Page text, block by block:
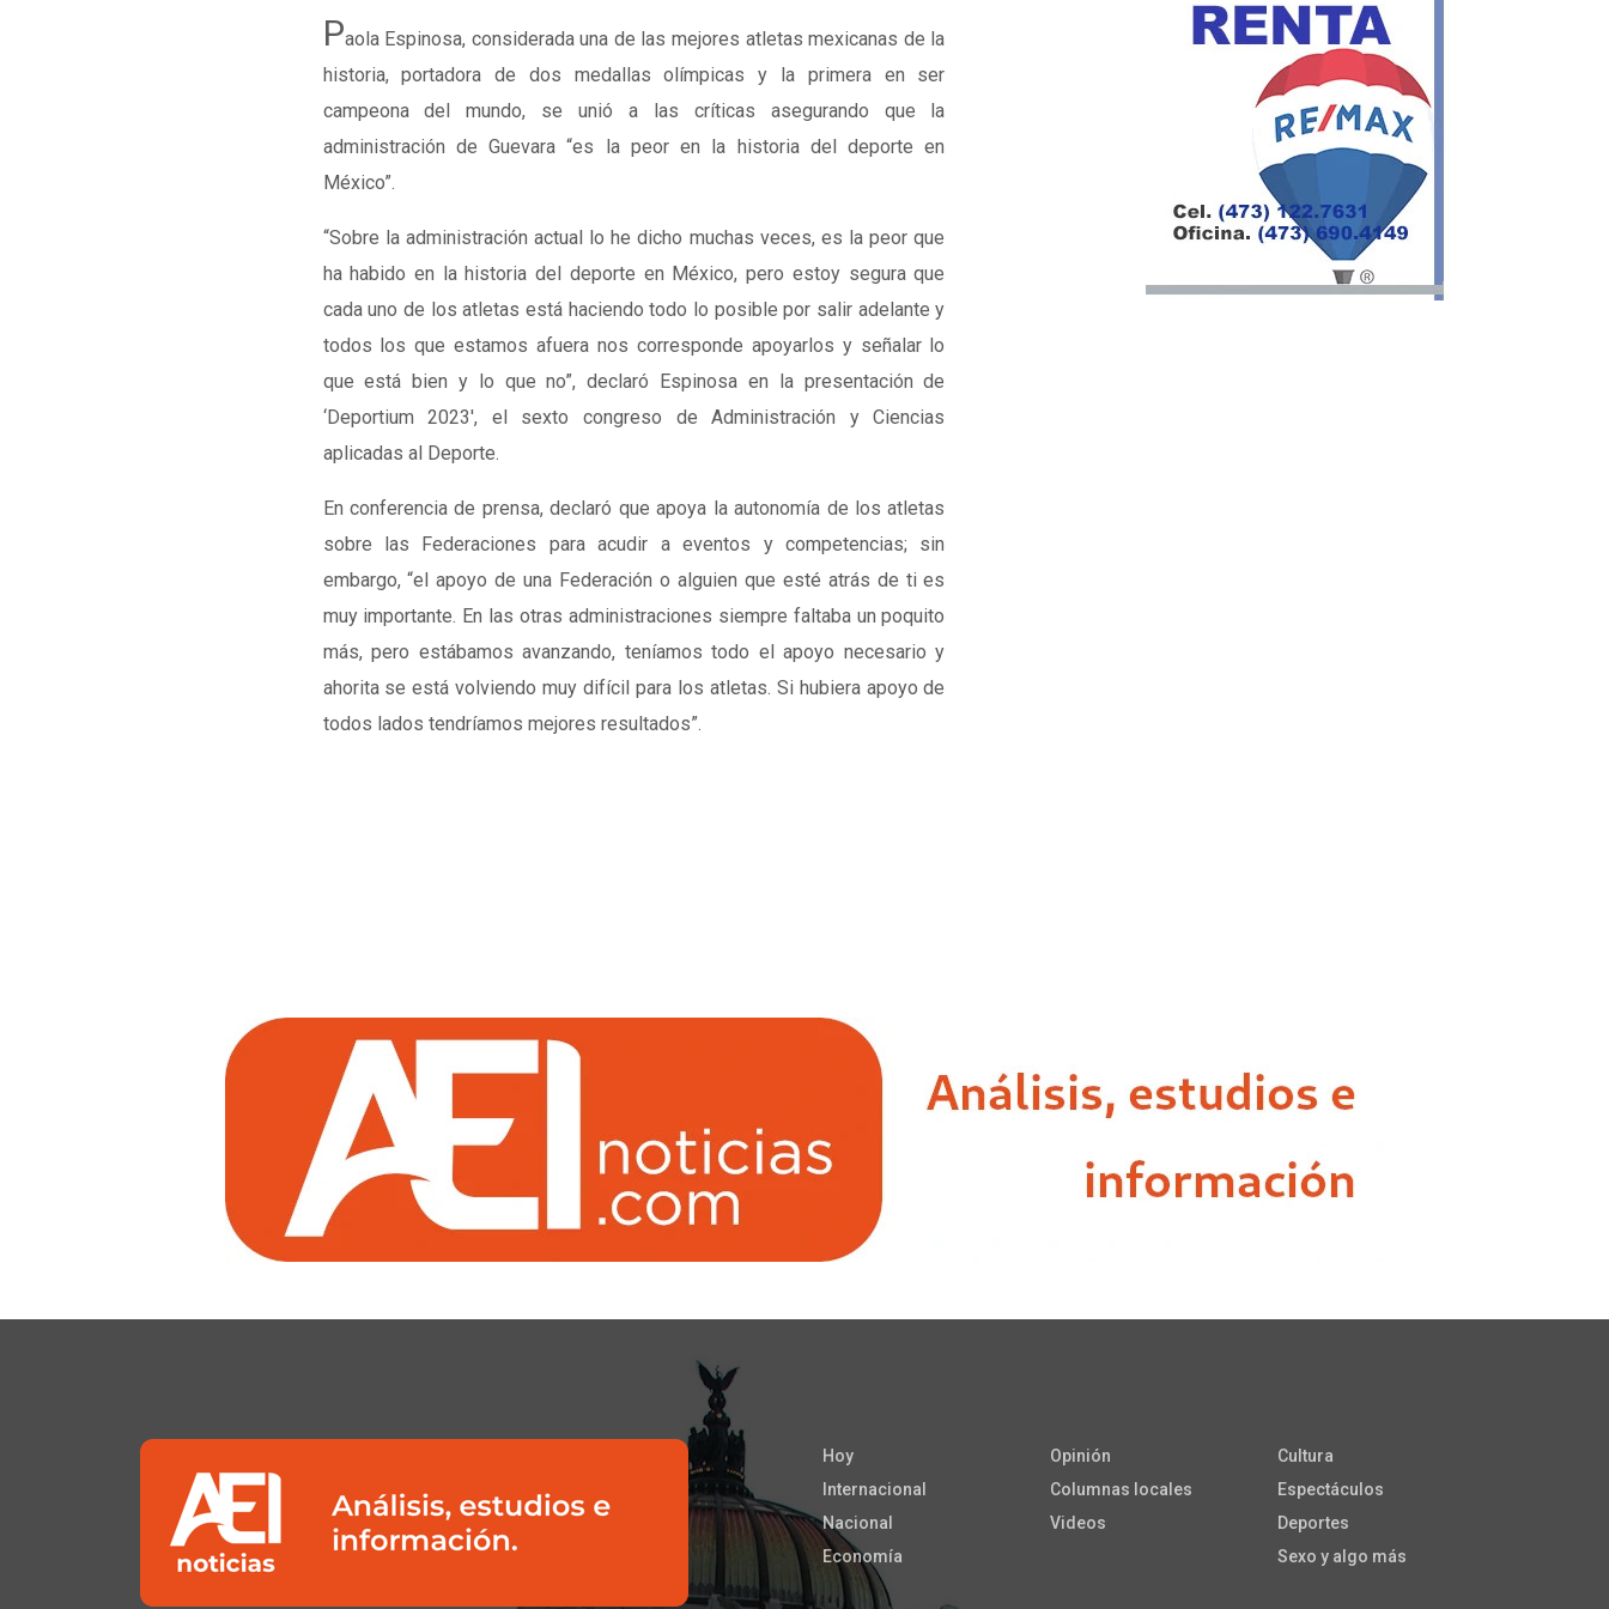
Paola Espinosa, considerada una de las mejores atletas mexicanas de la
historia, portadora de dos medallas olímpicas y la primera en ser
campeona del mundo, se unió a las críticas asegurando que la
administración de Guevara “es la peor en la historia del deporte en
México”.
“Sobre la administración actual lo he dicho muchas veces, es la peor que
ha habido en la historia del deporte en México, pero estoy segura que
cada uno de los atletas está haciendo todo lo posible por salir adelante y
todos los que estamos afuera nos corresponde apoyarlos y señalar lo
que está bien y lo que no”, declaró Espinosa en la presentación de
‘Deportium 2023′, el sexto congreso de Administración y Ciencias
aplicadas al Deporte.
En conferencia de prensa, declaró que apoya la autonomía de los atletas
sobre las Federaciones para acudir a eventos y competencias; sin
embargo, “el apoyo de una Federación o alguien que esté atrás de ti es
muy importante. En las otras administraciones siempre faltaba un poquito
más, pero estábamos avanzando, teníamos todo el apoyo necesario y
ahorita se está volviendo muy difícil para los atletas. Si hubiera apoyo de
todos lados tendríamos mejores resultados”.
Hoy
Internacional
Nacional
Economía
Opinión
Columnas locales
Videos
Cultura
Espectáculos
Deportes
Sexo y algo más